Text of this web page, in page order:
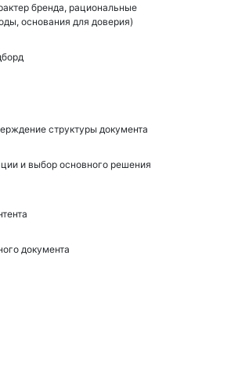
бренда, рациональные
основания для доверия)
структуры документа
и выбор основного решения
документа